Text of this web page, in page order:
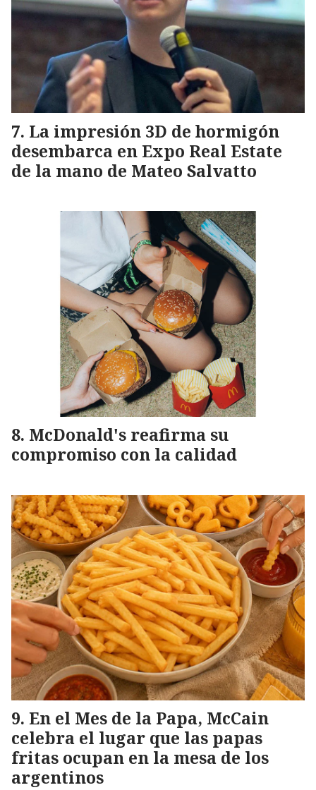
La impresión 3D de hormigón
desembarca en Expo Real Estate
de la mano de Mateo Salvatto
McDonald's reafirma su
compromiso con la calidad
En el Mes de la Papa, McCain
celebra el lugar que las papas
fritas ocupan en la mesa de los
argentinos